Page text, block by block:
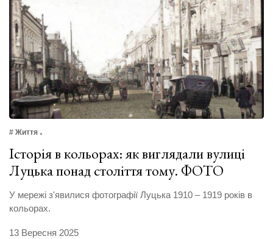
# Життя
Історія в кольорах: як виглядали вулиці
Луцька понад століття тому. ФОТО
У мережі з'явилися фотографії Луцька 1910 – 1919 років в
кольорах.
13 Вересня 2025